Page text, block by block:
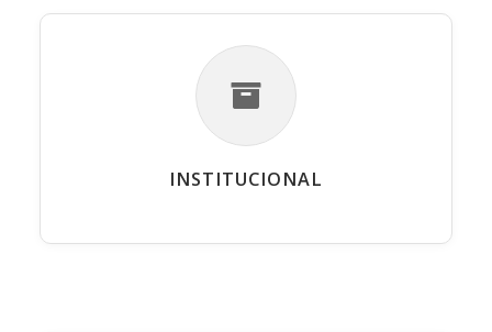
INSTITUCIONAL